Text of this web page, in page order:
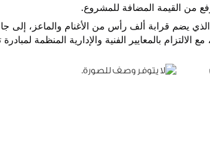
من القيمة المضافة للمشروع.